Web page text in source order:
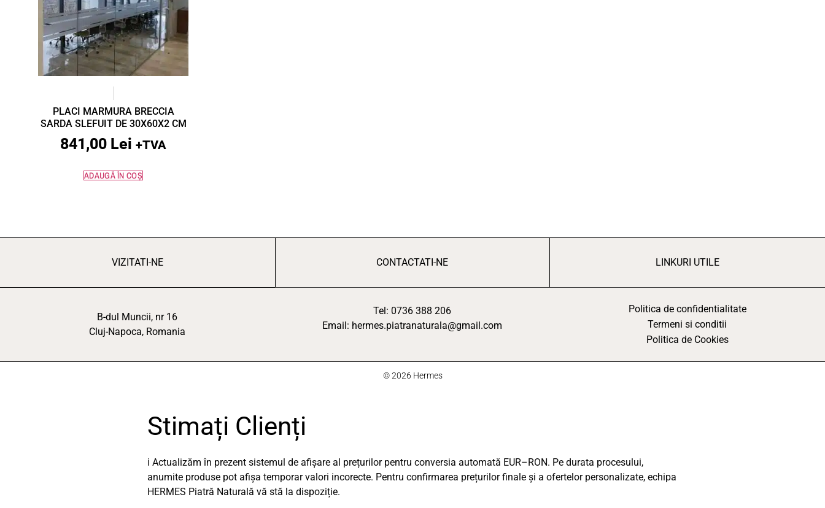
PLACI MARMURA BRECCIA
SARDA SLEFUIT DE 30X60X2 CM
841,00 Lei +TVA
ADAUGĂ ÎN COȘ
VIZITATI-NE
B-dul Muncii, nr 16
Cluj-Napoca, Romania
CONTACTATI-NE
Tel: 0736 388 206
Email: hermes.piatranaturala@gmail.com
LINKURI UTILE
Politica de confidentialitate
Termeni si conditii
Politica de Cookies
© 2026 Hermes
Stimați Clienți
ℹ️ Actualizăm în prezent sistemul de afișare al prețurilor pentru conversia automată EUR–RON. Pe durata procesului,
anumite produse pot afișa temporar valori incorecte. Pentru confirmarea prețurilor finale și a ofertelor personalizate, echipa
HERMES Piatră Naturală vă stă la dispoziție.